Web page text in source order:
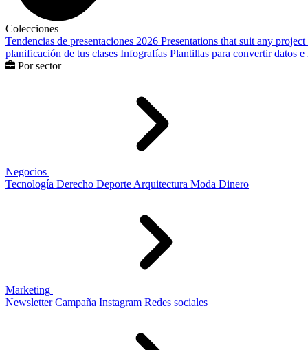
Colecciones
Tendencias de presentaciones 2026 Presentations that suit any project
planificación de tus clases Infografías Plantillas para convertir datos
Por sector
Negocios
Tecnología Derecho Deporte Arquitectura Moda Dinero
Marketing
Newsletter Campaña Instagram Redes sociales